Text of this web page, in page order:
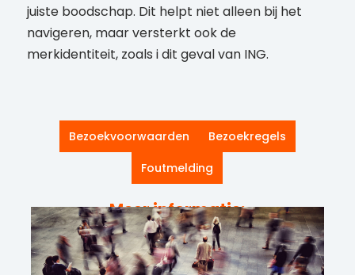
juiste boodschap. Dit helpt niet alleen bij het
navigeren, maar versterkt ook de
merkidentiteit, zoals i dit geval van ING.
Bezoekvoorwaarden
Bezoekregels
Foutmelding
Meer informatie: